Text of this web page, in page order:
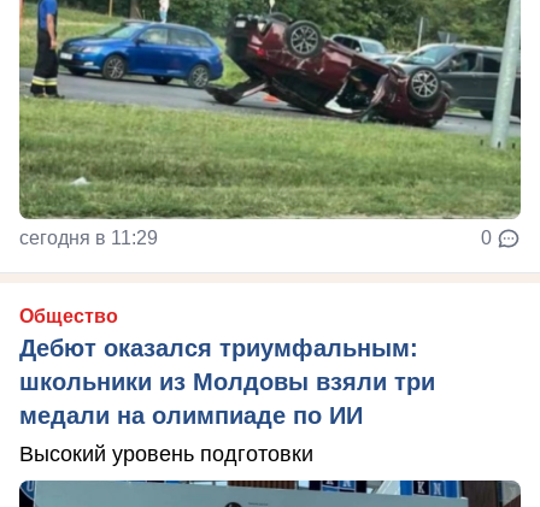
сегодня в 11:29 0
Общество
Дебют оказался триумфальным:
школьники из Молдовы взяли три
медали на олимпиаде по ИИ
Высокий уровень подготовки